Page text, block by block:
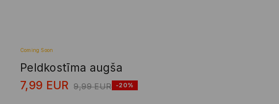
Coming Soon
Peldkostīma augša
7,99 EUR 9,99 EUR -20%